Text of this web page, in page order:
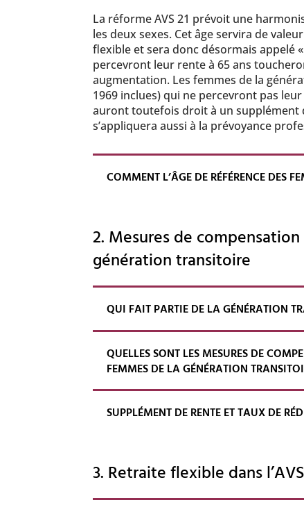
La réforme AVS 21 prévoit une
les deux sexes. Cet âge servira de
flexible et sera donc désormais appelé
percevront leur rente à 65 ans
augmentation. Les femmes de la
1969 inclues) qui ne percevront pas
auront toutefois droit à un supplément
s’appliquera aussi à la prévoyance
COMMENT L’ÂGE DE RÉFÉRENCE DES
2. Mesures de
génération transitoire
QUI FAIT PARTIE DE LA GÉNÉRATION
QUELLES SONT LES MESURES DE
FEMMES DE LA GÉNÉRATION
SUPPLÉMENT DE RENTE ET TAUX DE
3. Retraite flexible dans l’AVS